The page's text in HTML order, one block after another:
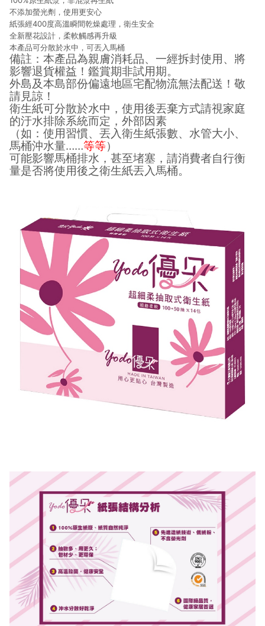
不添加螢光劑，使用更安心
紙張經400度高溫瞬間乾燥處理，衛生安全
全新壓花設計，柔軟觸感再升級
本產品可分散於水中，可丟入馬桶
備註：本產品為親膚消耗品、一經拆封使用、將
影響退貨權益！鑑賞期非試用期。
外島及本島部份偏遠地區宅配物流無法配送！敬
請見諒！
衛生紙可分散於水中，使用後丟棄方式請視家庭
的汙水排除系統而定，外部因素
（如 ： 使用習慣、 丟入衛生紙張數、 水管大小、
馬桶沖水量……等等）
可能影響馬桶排水，甚至堵塞，請消費者自行衡
量是否將使用後之衛生紙丟入馬桶。